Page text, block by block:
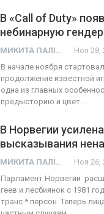
В «Call of Duty»
небинарную
МИКИТА ПАЛІЙ Ноя 28,
В начале ноября
продолжение известной
одна из главных
предысторию и цвет…
В Норвегии
высказывания
МИКИТА ПАЛІЙ Ноя 26,
Парламент Норвегии
геев и лесбиянок с 1981
транс * персон. Теперь